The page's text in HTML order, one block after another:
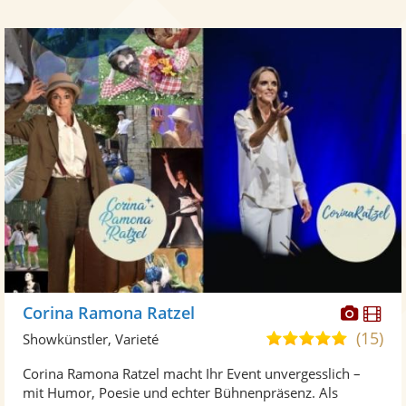
Fotos
Corina Ramona Ratzel
4,9
5
(15)
Showkünstler, Varieté
Corina Ramona Ratzel macht Ihr Event unvergesslich –
mit Humor, Poesie und echter Bühnenpräsenz. Als